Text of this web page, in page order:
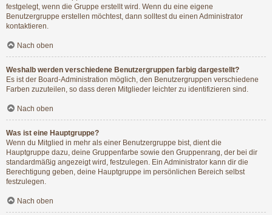
festgelegt, wenn die Gruppe erstellt wird. Wenn du eine eigene
Benutzergruppe erstellen möchtest, dann solltest du einen Administrator
kontaktieren.
Nach oben
Weshalb werden verschiedene Benutzergruppen farbig dargestellt?
Es ist der Board-Administration möglich, den Benutzergruppen verschiedene
Farben zuzuteilen, so dass deren Mitglieder leichter zu identifizieren sind.
Nach oben
Was ist eine Hauptgruppe?
Wenn du Mitglied in mehr als einer Benutzergruppe bist, dient die
Hauptgruppe dazu, deine Gruppenfarbe sowie den Gruppenrang, der bei dir
standardmäßig angezeigt wird, festzulegen. Ein Administrator kann dir die
Berechtigung geben, deine Hauptgruppe im persönlichen Bereich selbst
festzulegen.
Nach oben